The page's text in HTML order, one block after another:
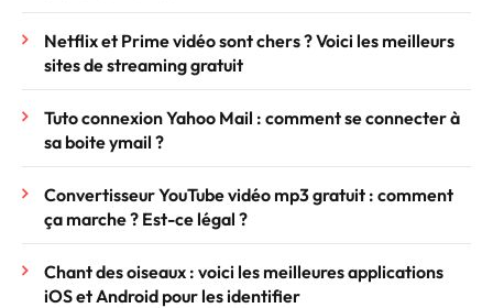
Netflix et Prime vidéo sont chers ? Voici les meilleurs
sites de streaming gratuit
Tuto connexion Yahoo Mail : comment se connecter à
sa boite ymail ?
Convertisseur YouTube vidéo mp3 gratuit : comment
ça marche ? Est-ce légal ?
Chant des oiseaux : voici les meilleures applications
iOS et Android pour les identifier